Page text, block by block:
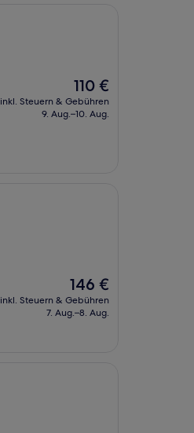
Der
Preis
beträgt
110 €
inkl. Steuern & Gebühren
9. Aug.–10. Aug.
Der
Preis
beträgt
146 €
inkl. Steuern & Gebühren
7. Aug.–8. Aug.